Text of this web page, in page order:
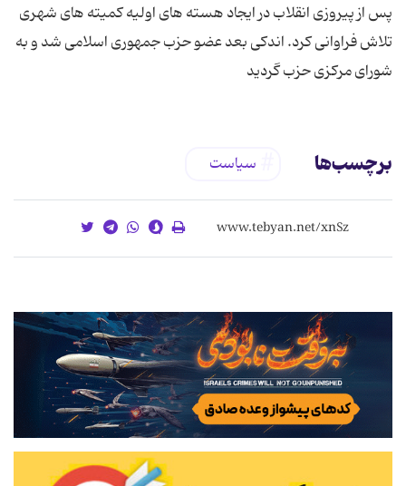
پس از پیروزی انقلاب در ایجاد هسته های اولیه کمیته های شهری
تلاش فراوانی کرد. اندکی بعد عضو حزب جمهوری اسلامی شد و به
شورای مرکزی حزب گردید
برچسب‌ها سیاست